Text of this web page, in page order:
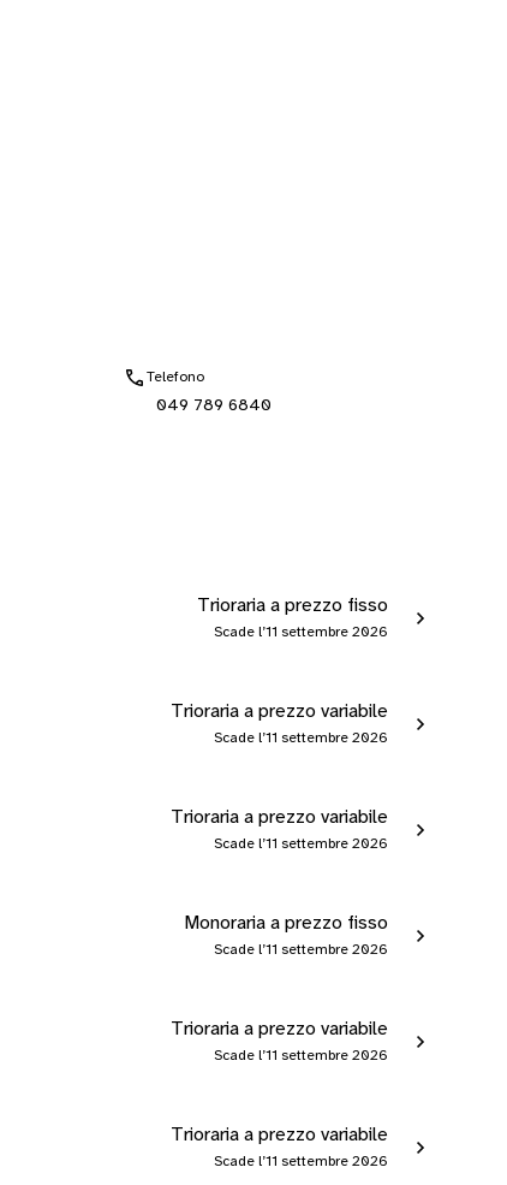
Telefono
049 789 6840
Trioraria a prezzo fisso
Scade l’11 settembre 2026
Trioraria a prezzo variabile
Scade l’11 settembre 2026
Trioraria a prezzo variabile
Scade l’11 settembre 2026
Monoraria a prezzo fisso
Scade l’11 settembre 2026
Trioraria a prezzo variabile
Scade l’11 settembre 2026
Trioraria a prezzo variabile
Scade l’11 settembre 2026